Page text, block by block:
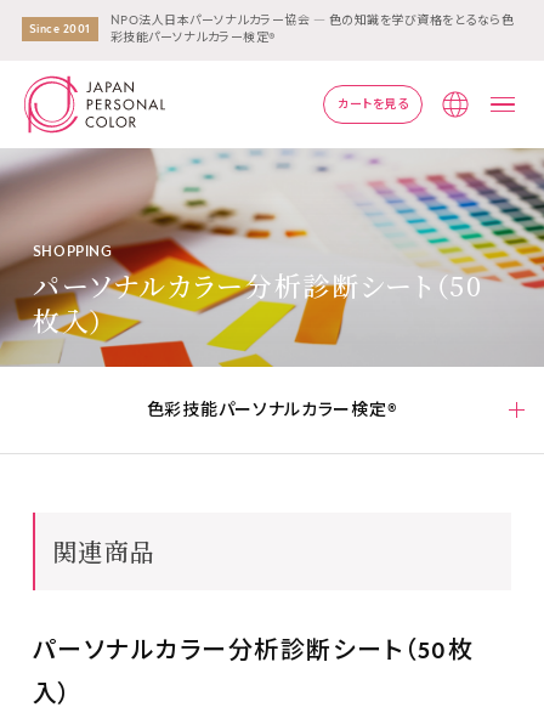
Since 2001
NPO法人日本パーソナルカラー協会 ― 色の知識を学び資格をとるなら色
彩技能パーソナルカラー検定®
カートを見る
SHOPPING
パーソナルカラー分析診断シート（50
枚入）
色彩技能パーソナルカラー検定®
関連商品
パーソナルカラー分析診断シート（50枚
入）